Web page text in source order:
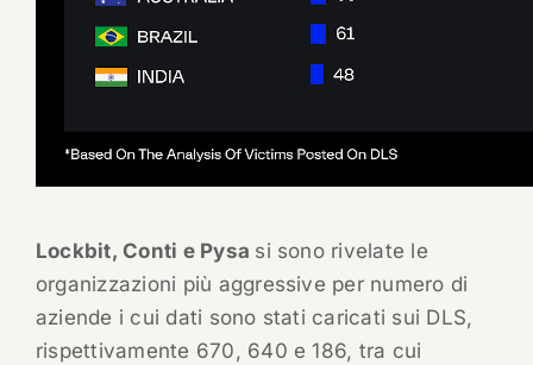
Lockbit, Conti e Pysa si sono rivelate le
organizzazioni più aggressive per numero di
aziende i cui dati sono stati caricati sui DLS,
rispettivamente 670, 640 e 186, tra cui